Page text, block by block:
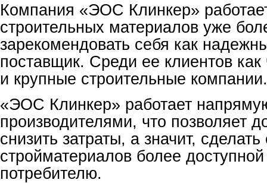
Компания «ЭОС Клинкер»
строительных материалов уже
зарекомендовать себя как
поставщик. Среди ее клиентов
и крупные строительные компании.
«ЭОС Клинкер» работает
производителями, что позволяет
снизить затраты, а значит,
стройматериалов более
потребителю.